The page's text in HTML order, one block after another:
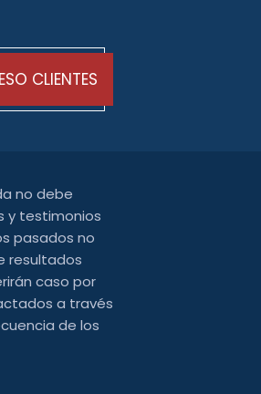
CLIENTES
no debe
y testimonios
pasados ​​no
resultados
caso por
a través
de los